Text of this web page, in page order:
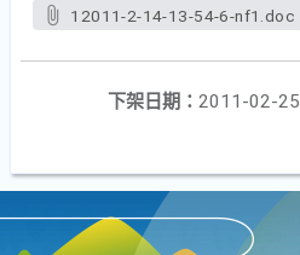
12011-2-14-13-54-6-nf1.doc
下架日期： 2011-02-25